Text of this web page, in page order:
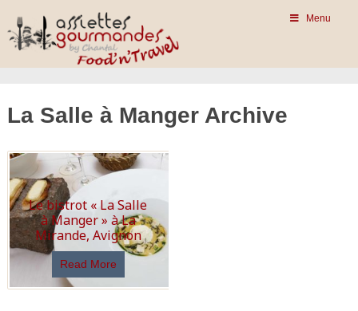
Menu
La Salle à Manger Archive
Le bistrot « La Salle
à Manger » à La
Mirande, Avignon
Read More